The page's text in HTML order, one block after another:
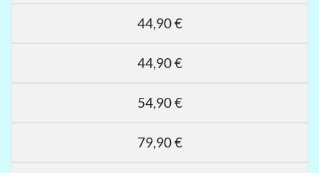
44,90 €
44,90 €
54,90 €
79,90 €